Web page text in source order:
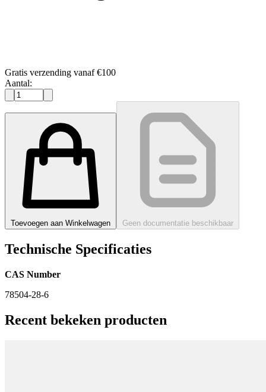
Gratis verzending vanaf €100
Aantal:
Toevoegen aan Winkelwagen Geen documentatie beschikbaar
Technische Specificaties
CAS Number
78504-28-6
Recent bekeken producten